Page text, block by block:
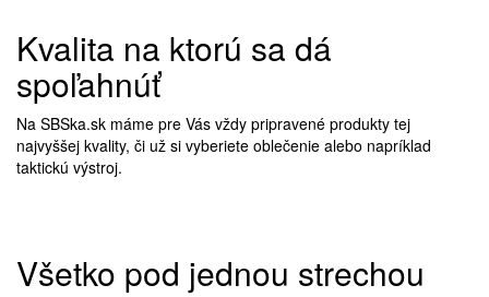
199,90€
Do košíka
TICK - GPS tracker komplet
229,90€
Kvalita na ktorú sa dá
spoľahnúť
Na SBSka.sk máme pre Vás vždy pripravené produkty tej
najvyššej kvality, či už si vyberiete oblečenie alebo napríklad
taktickú výstroj.
Všetko pod jednou strechou